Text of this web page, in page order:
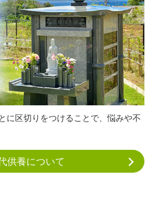
に区切りをつけることで、悩みや不
供養について